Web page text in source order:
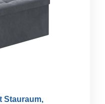
Stauraum,